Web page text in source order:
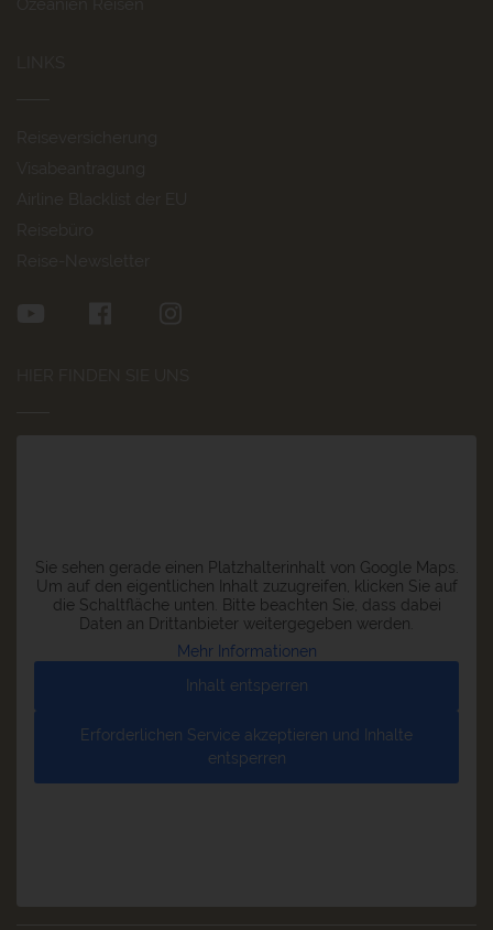
Sie sehen gerade einen Platzhalterinhalt von Google Maps
Um auf den eigentlichen Inhalt zuzugreifen, klicken Sie auf
die Schaltfläche unten. Bitte beachten Sie, dass dabei
Daten an Drittanbieter weitergegeben werden.
Mehr Informationen
Inhalt entsperren
Erforderlichen Service akzeptieren und Inhalte
entsperren